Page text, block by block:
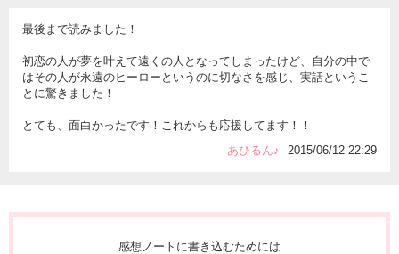
最後まで読みました！
初恋の人が夢を叶えて遠くの人となってしまったけど、自分の中で
はその人が永遠のヒーローというのに切なさを感じ、実話というこ
とに驚きました！
とても、面白かったです！これからも応援してます！！
あひるん♪
2015/06/12 22:29
感想ノートに書き込むためには